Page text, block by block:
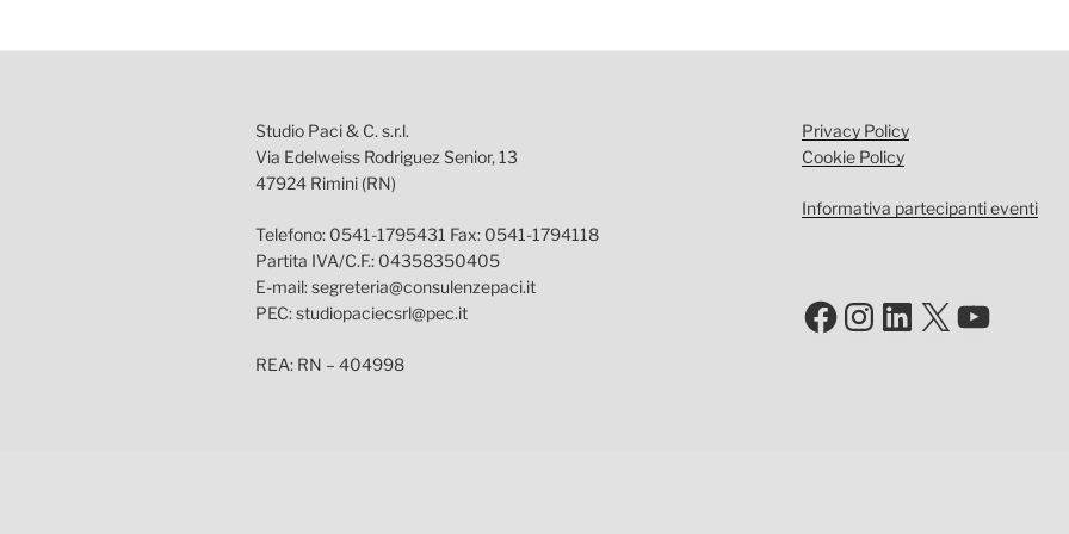
Studio Paci & C. s.r.l.
Via Edelweiss Rodriguez Senior, 13
47924 Rimini (RN)
Telefono: 0541-1795431 Fax: 0541-1794118
Partita IVA/C.F.: 04358350405
E-mail: segreteria@consulenzepaci.it
PEC: studiopaciecsrl@pec.it
REA: RN – 404998
Privacy Policy
Cookie Policy
Informativa partecipanti eventi
Facebook
Instagram
LinkedIn
X